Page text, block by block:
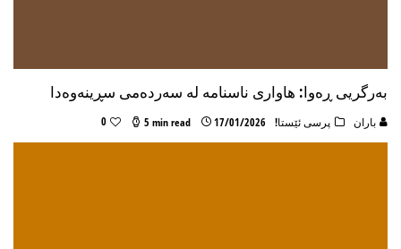
بەرگریی ڕەوا: هاواری ناسنامە لە سەردەمی سڕینەوەدا
باران پرسی ئێستا! 17/01/2026
5 min read
0